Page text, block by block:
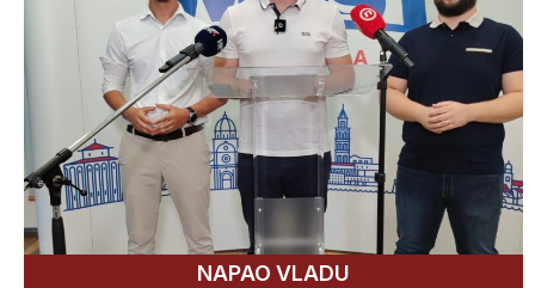
NAPAO VLADU